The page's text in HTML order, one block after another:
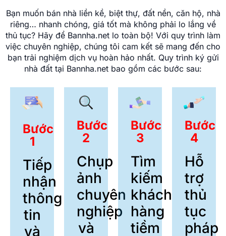
Bạn muốn bán nhà liền kề, biệt thự, đất nền, căn hộ, nhà
riêng… nhanh chóng, giá tốt mà không phải lo lắng về
thủ tục? Hãy để Bannha.net lo toàn bộ! Với quy trình làm
việc chuyên nghiệp, chúng tôi cam kết sẽ mang đến cho
bạn trải nghiệm dịch vụ hoàn hảo nhất. Quy trình ký gửi
nhà đất tại Bannha.net bao gồm các bước sau:
Bước
1
Tiếp
nhận
thông
tin
và
Bước
2
Chụp
ảnh
chuyên
nghiệp
và
Bước
3
Tìm
kiếm
khách
hàng
tiềm
Bước
4
Hỗ
trợ
thủ
tục
pháp